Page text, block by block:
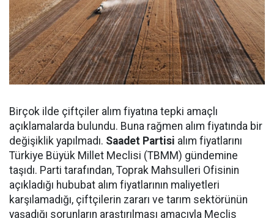
Birçok ilde çiftçiler alım fiyatına tepki amaçlı
açıklamalarda bulundu. Buna rağmen alım fiyatında bir
değişiklik yapılmadı. Saadet Partisi alım fiyatlarını
Türkiye Büyük Millet Meclisi (TBMM) gündemine
taşıdı. Parti tarafından, Toprak Mahsulleri Ofisinin
açıkladığı hububat alım fiyatlarının maliyetleri
karşılamadığı, çiftçilerin zararı ve tarım sektörünün
yaşadığı sorunların araştırılması amacıyla Meclis